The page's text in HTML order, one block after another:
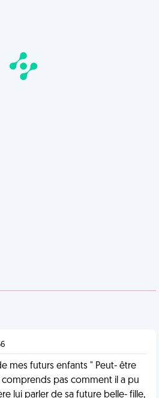
mes futurs enfants " Peut- être
comprends pas comment il a pu
lui parler de sa future belle- fille,